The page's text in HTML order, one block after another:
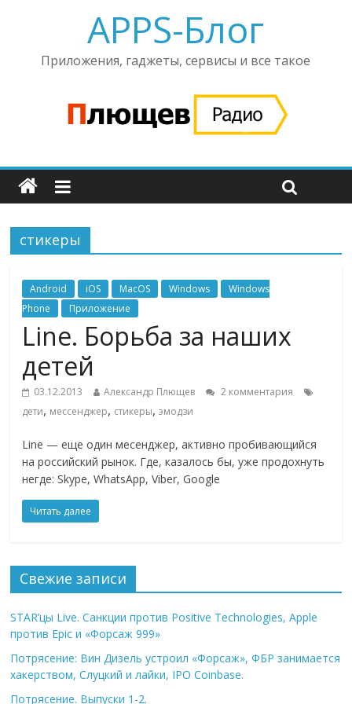
APPS-Блог
Приложения, гаджеты, сервисы и все такое
стикеры
Android iOS MacOS Windows
Windows
Phone
Приложение
Line. Борьба за наших
детей
03.12.2013 Александр Плющев
2 комментария
дети, мессенджер, стикеры,эмодзи
Line — еще один месенджер, активно пробивающийся
на российский рынок. Где, казалось бы, уже продохнуть
негде: Skype, WhatsApp, Viber, Google
Читать далее
Свежие записи
STAR’цы Live. Санкции против Positive Technologies, Apple
против Epic и «Форсаж 999»
Потрясение: Вин Дизель устроил «Форсаж», ФБР занимается
хакерством, Слуцкий и лайки, IPO Coinbase.
Потрясение. Выпуски 1-2.